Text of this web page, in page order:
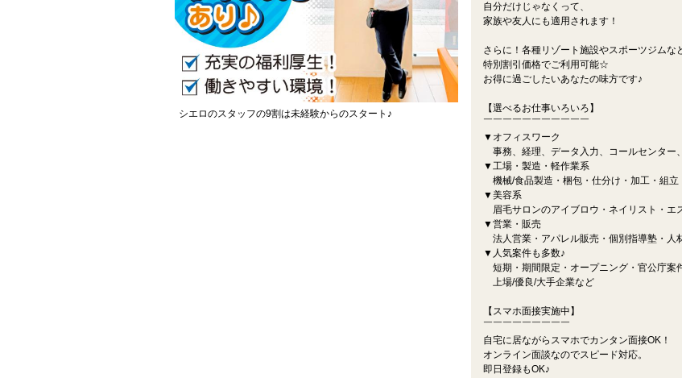
シエロのスタッフの9割は未経験からのスタート♪
自分だけじゃなくって、
家族や友人にも適用されます！
さらに！各種リゾート施設やスポーツジムな
特別割引価格でご利用可能☆
お得に過ごしたいあなたの味方です♪
【選べるお仕事いろいろ】
￣￣￣￣￣￣￣￣￣￣￣
▼オフィスワーク
事務、経理、データ入力、コールセンター
▼工場・製造・軽作業系
機械/食品製造・梱包・仕分け・加工・組立
▼美容系
眉毛サロンのアイブロウ・ネイリスト・エ
▼営業・販売
法人営業・アパレル販売・個別指導塾・人
▼人気案件も多数♪
短期・期間限定・オープニング・官公庁案
上場/優良/大手企業など
【スマホ面接実施中】
￣￣￣￣￣￣￣￣￣
自宅に居ながらスマホでカンタン面接OK！
オンライン面談なのでスピード対応。
即日登録もOK♪